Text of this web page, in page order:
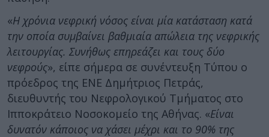
«Η χρόνια νεφρική νόσος είναι μία κατάσταση κατά
την οποία συμβαίνει βαθμιαία απώλεια της νεφρικής
λειτουργίας. Συνήθως επηρεάζει και τους δύο
νεφρούς», είπε σήμερα σε συνέντευξη Τύπου ο
πρόεδρος της ΕΝΕ Δημήτριος Πετράς,
διευθυντής του Νεφρολογικού Τμήματος στο
Ιπποκράτειο Νοσοκομείο της Αθήνας. «Είναι
δυνατόν κάποιος να χάσει μέχρι και το 90% της